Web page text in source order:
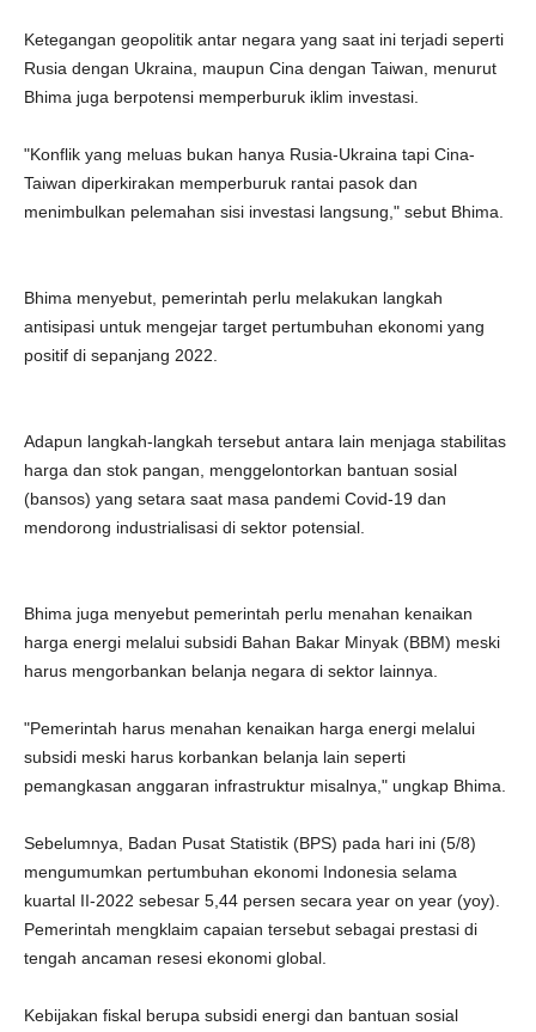
Ketegangan geopolitik antar negara yang saat ini terjadi seperti
Rusia dengan Ukraina, maupun Cina dengan Taiwan, menurut
Bhima juga berpotensi memperburuk iklim investasi.
"Konflik yang meluas bukan hanya Rusia-Ukraina tapi Cina-
Taiwan diperkirakan memperburuk rantai pasok dan
menimbulkan pelemahan sisi investasi langsung," sebut Bhima.
Bhima menyebut, pemerintah perlu melakukan langkah
antisipasi untuk mengejar target pertumbuhan ekonomi yang
positif di sepanjang 2022.
Adapun langkah-langkah tersebut antara lain menjaga stabilitas
harga dan stok pangan, menggelontorkan bantuan sosial
(bansos) yang setara saat masa pandemi Covid-19 dan
mendorong industrialisasi di sektor potensial.
Bhima juga menyebut pemerintah perlu menahan kenaikan
harga energi melalui subsidi Bahan Bakar Minyak (BBM) meski
harus mengorbankan belanja negara di sektor lainnya.
"Pemerintah harus menahan kenaikan harga energi melalui
subsidi meski harus korbankan belanja lain seperti
pemangkasan anggaran infrastruktur misalnya," ungkap Bhima.
Sebelumnya, Badan Pusat Statistik (BPS) pada hari ini (5/8)
mengumumkan pertumbuhan ekonomi Indonesia selama
kuartal II-2022 sebesar 5,44 persen secara year on year (yoy).
Pemerintah mengklaim capaian tersebut sebagai prestasi di
tengah ancaman resesi ekonomi global.
Kebijakan fiskal berupa subsidi energi dan bantuan sosial